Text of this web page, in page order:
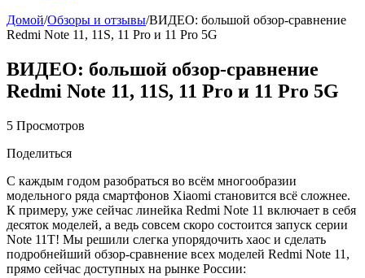
Домой/Обзоры и отзывы/ВИДЕО: большой обзор-сравнение
Redmi Note 11, 11S, 11 Pro и 11 Pro 5G
ВИДЕО: большой обзор-сравнение
Redmi Note 11, 11S, 11 Pro и 11 Pro 5G
5 Просмотров
Поделиться
С каждым годом разобраться во всём многообразии
модельного ряда смартфонов Xiaomi становится всё сложнее.
К примеру, уже сейчас линейка Redmi Note 11 включает в себя
десяток моделей, а ведь совсем скоро состоится запуск серии
Note 11T! Мы решили слегка упорядочить хаос и сделать
подробнейший обзор-сравнение всех моделей Redmi Note 11,
прямо сейчас доступных на рынке России: